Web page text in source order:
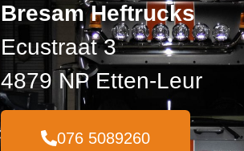
Bresam Heftrucks
Ecustraat 3
4879 NP Etten-Leur
076 5089260